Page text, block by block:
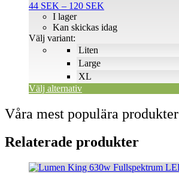
44 SEK – 120 SEK
till
Liten
Large
XL
I lager
Kan skickas idag
Välj variant:
Välj alternativ
varianter.
olika
alternativen
produktsidan
Våra mest populära produkter
Relaterade produkter